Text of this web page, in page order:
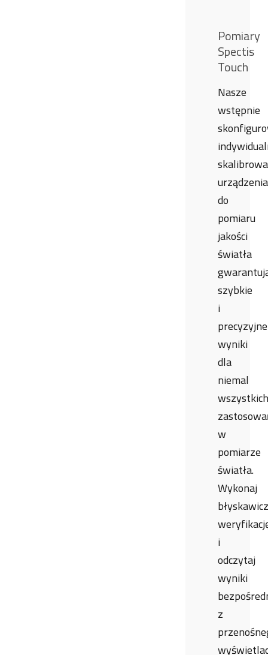
Pomiary
Spectis
Touch
Nasze
wstępnie
urządzenia
do
pomiaru
jakości
światła
szybkie
i
precyzyjne
wyniki
dla
niemal
wszystkich
w
pomiarze
światła.
Wykonaj
i
odczytaj
wyniki
z